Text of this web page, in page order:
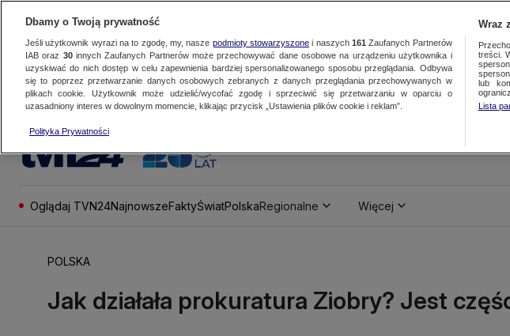
Oglądaj TVN24NajnowszeFaktyŚwiatPolskaRegionalne Więcej
POLSKA
Jak działała prokuratura Ziobry? Jest
Dbamy o Twoją prywatność
Jeśli użytkownik wyrazi na to zgodę, my, nasze podmioty stowarzyszonei naszych 161 Zaufanych Partnerów
IAB oraz 30innych Zaufanych Partnerów może przechowywać dane osobowe na urządzeniu użytkownika i
uzyskiwać do nich dostęp w celu zapewnienia bardziej spersonalizowanego sposobu przeglądania. Odbywa
się to poprzez przetwarzanie danych osobowych zebranych z danych przeglądania przechowywanych w
plikach cookie. Użytkownik może udzielić/wycofać zgodę i sprzeciwić się przetwarzaniu w oparciu o
uzasadniony interes w dowolnym momencie, klikając przycisk „Ustawienia plików cookie i reklam”.
Polityka Prywatności
Wraz
treści.
lub
Lista